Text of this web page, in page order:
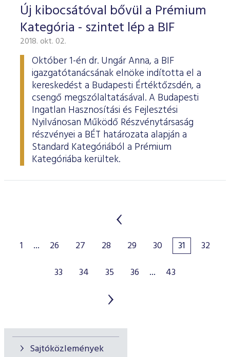
Sajtóközlemények
Új kibocsátóval bővül a Prémium
Kategória - szintet lép a BIF
2018. okt. 02.
Október 1-én dr. Ungár Anna, a BIF
igazgatótanácsának elnöke indította el a
kereskedést a Budapesti Értéktőzsdén, a
csengő megszólaltatásával. A Budapesti
Ingatlan Hasznosítási és Fejlesztési
Nyilvánosan Működő Részvénytársaság
részvényei a BÉT határozata alapján a
Standard Kategóriából a Prémium
Kategóriába kerültek.
1 ... 26 27 28 29 30 31
32
33
34 35 36 ... 43